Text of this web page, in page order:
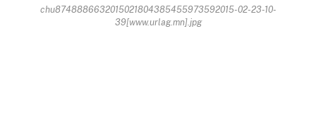
chu8748886632015021804385455973592015-02-23-10-
39[www.urlag.mn].jpg